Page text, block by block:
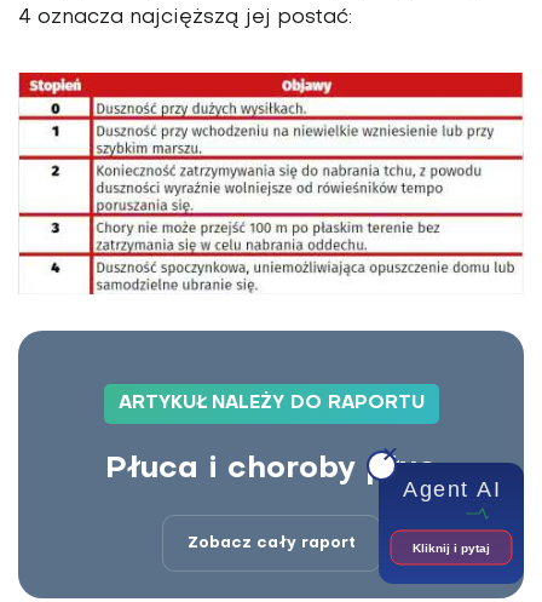
4 oznacza najcięższą jej postać:
ARTYKUŁ NALEŻY DO RAPORTU
Płuca i choroby płuc
Zobacz cały raport
Agent AI
Kliknij i pytaj